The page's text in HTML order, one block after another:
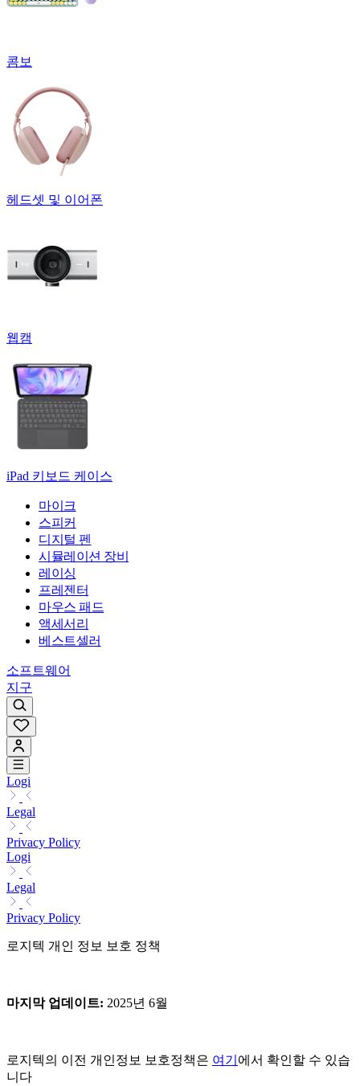
콤보
헤드셋 및 이어폰
웹캠
iPad 키보드 케이스
마이크
스피커
디지털 펜
시뮬레이션 장비
레이싱
프레젠터
마우스 패드
액세서리
베스트셀러
소프트웨어
지구
Logi
Legal
Privacy Policy
Logi
Legal
Privacy Policy
로지텍 개인 정보 보호 정책
마지막 업데이트: 2025년 6월
로지텍의 이전 개인정보 보호정책은 여기 에서 확인할 수 있습
니다